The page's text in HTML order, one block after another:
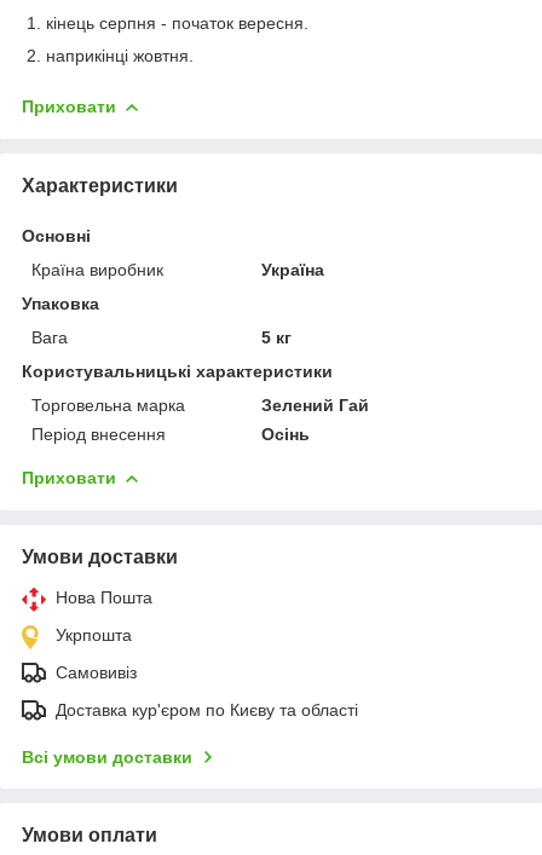
1. кінець серпня - початок вересня.
2. наприкінці жовтня.
Приховати
Характеристики
Основні
Країна виробник
Україна
Упаковка
Вага
5 кг
Користувальницькі характеристики
Торговельна марка
Зелений Гай
Період внесення
Осінь
Приховати
Умови доставки
Нова Пошта
Укрпошта
Самовивіз
Доставка кур'єром по Києву та області
Всі умови доставки
Умови оплати